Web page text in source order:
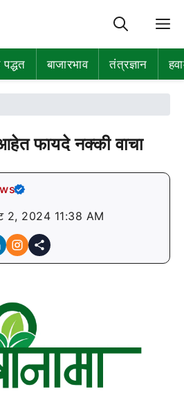
बाजारभाव तंत्रज्ञान
फायदे नक्की वाचा
2, 2024 11:38 AM